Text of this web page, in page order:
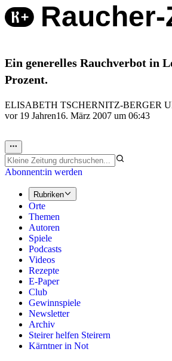
Ein generelles Rauchverbot in
Prozent.
ELISABETH TSCHERNITZ-BERGER
vor 19 Jahren16. März 2007 um 06:43
Abonnent:in werden
Rubriken
Orte
Themen
Autoren
Spiele
Podcasts
Videos
Rezepte
E-Paper
Club
Gewinnspiele
Newsletter
Archiv
Steirer helfen Steirern
Kärntner in Not